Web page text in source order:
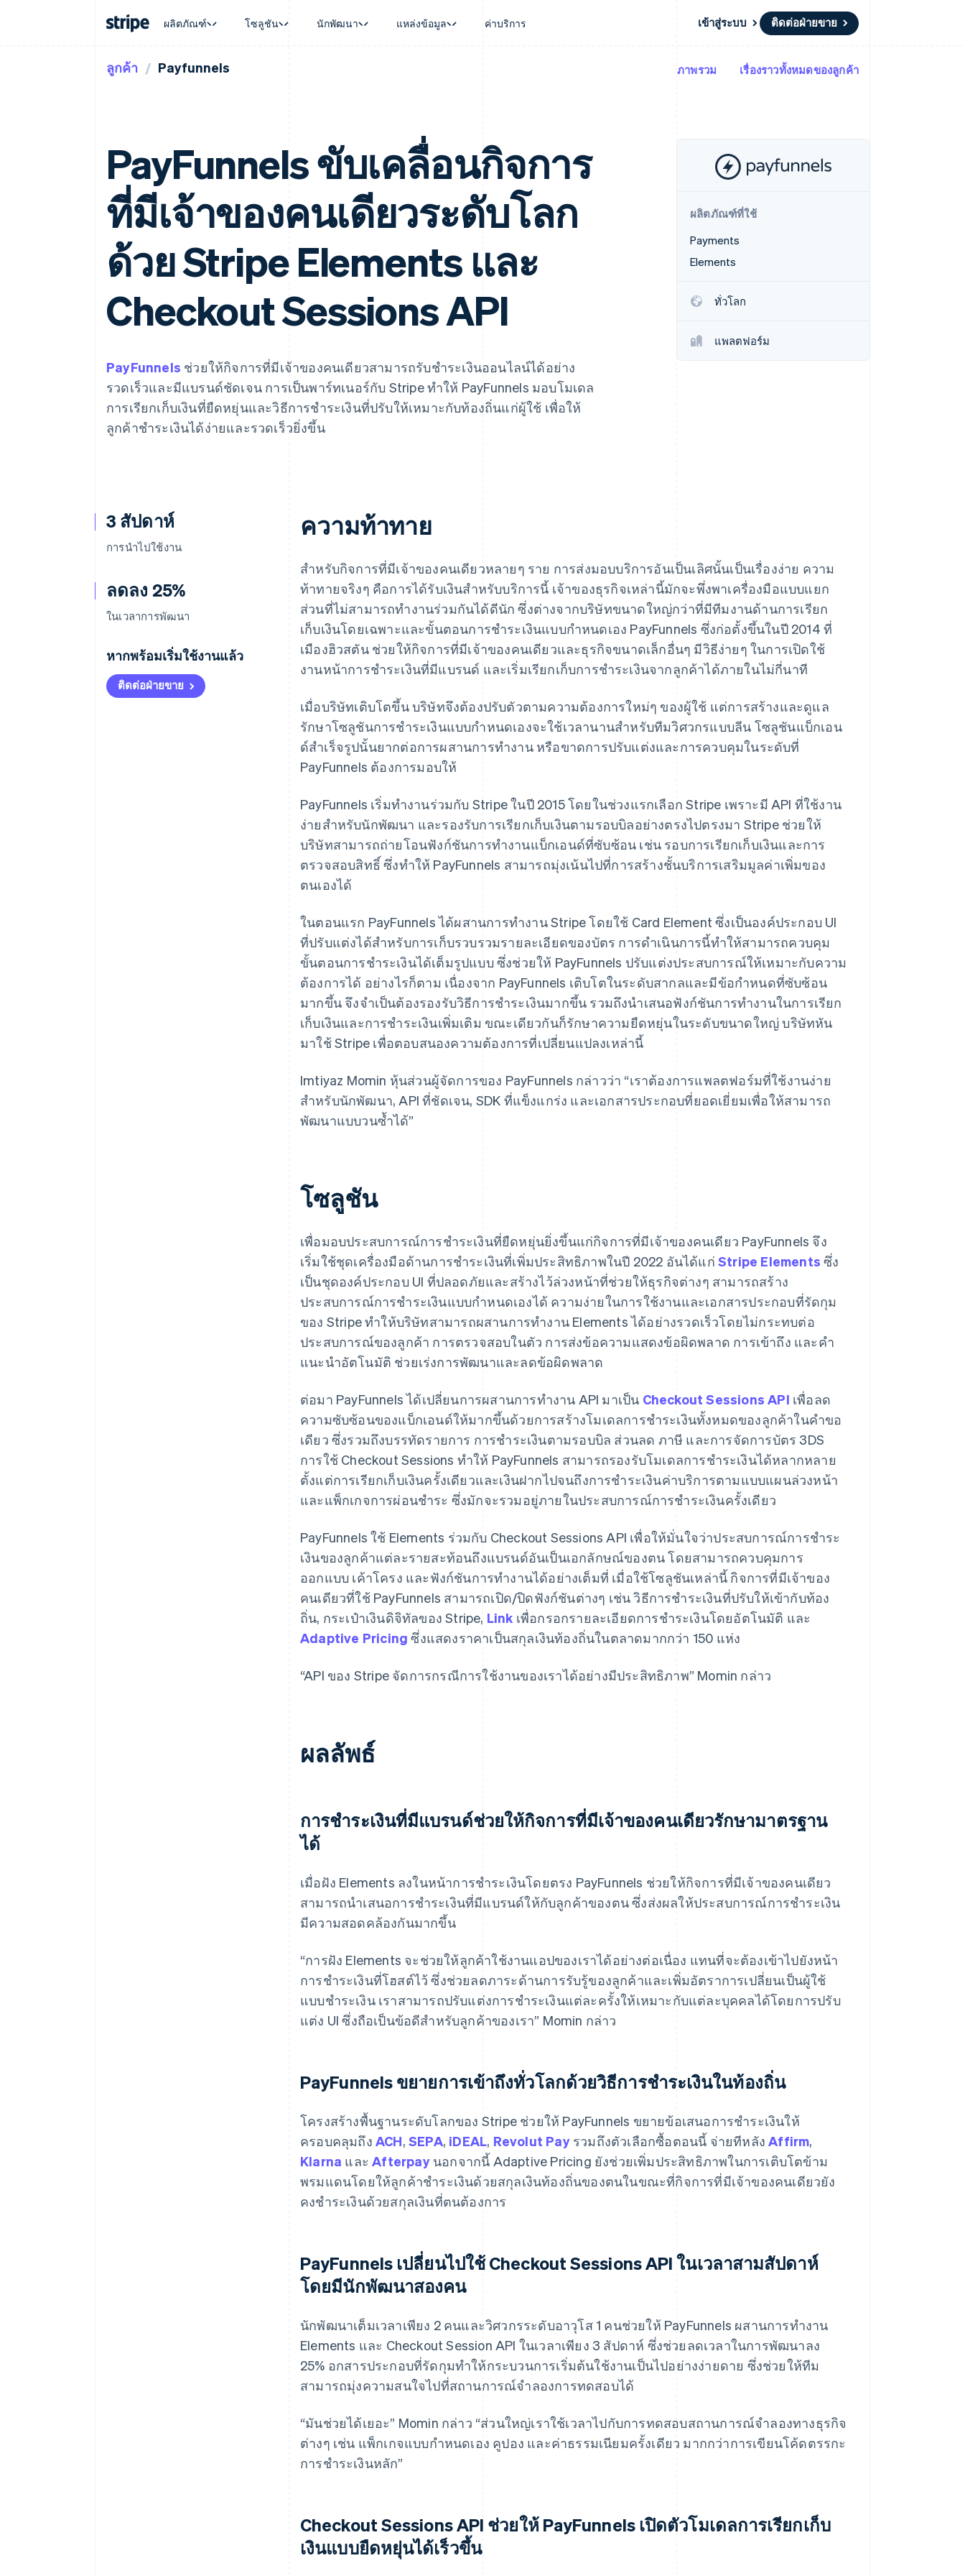
ผลิตภัณฑ์ โซลูชัน นักพัฒนา แหล่งข้อมูล ค่าบริการ เข้าสู่ระบบ ติดต่อฝ่ายขาย
การชำระเงิน
การชำระเงินแบบไม่ต้องเขียน
UI การชำระเงินสำเร็จรูป
องค์ประกอบ UI ที่ยืดหยุ่น
วิธีการชำระเงิน
เข้าถึงได้มากกว่า 125 รายการ
Authorization Boost
ยกระดับการยอมรับการชำระเงิน
การชำระเงินที่รวดเร็วขึ้น
รายรับ
การเรียกเก็บเงินตามการใช้งาน
การชำระเงินตามรอบบิล
การจัดการการชำระเงินตามรอบ
Invoicing
ครั้งเดียวหรือตามแบบแผนล่วง
หน้า
คิดภาษีการขายและ VAT
อัตโนมัติ
Revenue Recognition
ระบบอัตโนมัติสำหรับการทำบัญชี
Stripe Sigma
รายงานที่ออกแบบเอง
แพลตฟอร์มและมาร์เก็ตเพลส เพิ่มเติม
Radar
การป้องกันการฉ้อโกง
โครงสร้างพื้นฐานระบบ
การทำงานอัตโนมัติด้านการเงิน
ธุรกิจทั่วโลก
การชำระเงินในแอป
มาร์เก็ตเพลส
แพลตฟอร์ม
SaaS
การบริการ การเดินทาง และสันทนาการ
ประกันภัย
สื่อและความบันเทิง
องค์กรไม่แสวงผลกำไร
บริการเฉพาะทาง
ภาครัฐ
ระบบนิเวศ
เอกสารประกอบ
จัดการการชำระเงินตามรอบบิล
เสนอการเรียกเก็บเงินตามการใช้งาน
ออกบัตรที่มีสเตเบิลคอยน์รองรับอยู่
จัดเตรียมและจัดการบริการด้วยเอเจนต์
แหล่งข้อมูล
สถานะ API
Stripe Press
การติดต่อ
ลูกค้า Payfunnels ภาพรวม เรื่องราวทั้งหมดของลูกค้า
PayFunnels ขับเคลื่อนกิจการ
ที่มีเจ้าของคนเดียวระดับโลก
ด้วย Stripe Elements และ
Checkout Sessions API
PayFunnels ช่วยให้กิจการที่มีเจ้าของคนเดียวสามารถรับชําระเงินออนไลน์ได้อย่าง
รวดเร็วและมีแบรนด์ชัดเจน การเป็นพาร์ทเนอร์กับ Stripe ทำให้ PayFunnels มอบโมเดล
การเรียกเก็บเงินที่ยืดหยุ่นและวิธีการชําระเงินที่ปรับให้เหมาะกับท้องถิ่นแก่ผู้ใช้ เพื่อให้
ลูกค้าชําระเงินได้ง่ายและรวดเร็วยิ่งขึ้น
ผลิตภัณฑ์ที่ใช้
Payments
Elements
ทั่วโลก
แพลตฟอร์ม
3 สัปดาห์
การนำไปใช้งาน
ลดลง 25%
ในเวลาการพัฒนา
หากพร้อมเริ่มใช้งานแล้ว
ติดต่อฝ่ายขาย
ความท้าทาย
สําหรับกิจการที่มีเจ้าของคนเดียวหลายๆ ราย การส่งมอบบริการอันเป็นเลิศนั้นเป็นเรื่องง่าย ความ
ท้าทายจริงๆ คือการได้รับเงินสําหรับบริการนี้ เจ้าของธุรกิจเหล่านี้มักจะพึ่งพาเครื่องมือแบบแยก
ส่วนที่ไม่สามารถทำงานร่วมกันได้ดีนัก ซึ่งต่างจากบริษัทขนาดใหญ่กว่าที่มีทีมงานด้านการเรียก
เก็บเงินโดยเฉพาะและขั้นตอนการชำระเงินแบบกำหนดเอง PayFunnels ซึ่งก่อตั้งขึ้นในปี 2014 ที่
เมืองฮิวสตัน ช่วยให้กิจการที่มีเจ้าของคนเดียวและธุรกิจขนาดเล็กอื่นๆ มีวิธีง่ายๆ ในการเปิดใช้
งานหน้าการชำระเงินที่มีแบรนด์ และเริ่มเรียกเก็บการชำระเงินจากลูกค้าได้ภายในไม่กี่นาที
เมื่อบริษัทเติบโตขึ้น บริษัทจึงต้องปรับตัวตามความต้องการใหม่ๆ ของผู้ใช้ แต่การสร้างและดูแล
รักษาโซลูชันการชําระเงินแบบกำหนดเองจะใช้เวลานานสําหรับทีมวิศวกรแบบลีน โซลูชันแบ็กเอน
ด์สำเร็จรูปนั้นยากต่อการผสานการทํางาน หรือขาดการปรับแต่งและการควบคุมในระดับที่
PayFunnels ต้องการมอบให้
PayFunnels เริ่มทำงานร่วมกับ Stripe ในปี 2015 โดยในช่วงแรกเลือก Stripe เพราะมี API ที่ใช้งาน
ง่ายสำหรับนักพัฒนา และรองรับการเรียกเก็บเงินตามรอบบิลอย่างตรงไปตรงมา Stripe ช่วยให้
บริษัทสามารถถ่ายโอนฟังก์ชันการทำงานแบ็กเอนด์ที่ซับซ้อน เช่น รอบการเรียกเก็บเงินและการ
ตรวจสอบสิทธิ์ ซึ่งทำให้ PayFunnels สามารถมุ่งเน้นไปที่การสร้างชั้นบริการเสริมมูลค่าเพิ่มของ
ตนเองได้
ในตอนแรก PayFunnels ได้ผสานการทํางาน Stripe โดยใช้ Card Element ซึ่งเป็นองค์ประกอบ UI
ที่ปรับแต่งได้สําหรับการเก็บรวบรวมรายละเอียดของบัตร การดำเนินการนี้ทำให้สามารถควบคุม
ขั้นตอนการชำระเงินได้เต็มรูปแบบ ซึ่งช่วยให้ PayFunnels ปรับแต่งประสบการณ์ให้เหมาะกับความ
ต้องการได้ อย่างไรก็ตาม เนื่องจาก PayFunnels เติบโตในระดับสากลและมีข้อกำหนดที่ซับซ้อน
มากขึ้น จึงจำเป็นต้องรองรับวิธีการชำระเงินมากขึ้น รวมถึงนำเสนอฟังก์ชันการทำงานในการเรียก
เก็บเงินและการชำระเงินเพิ่มเติม ขณะเดียวกันก็รักษาความยืดหยุ่นในระดับขนาดใหญ่ บริษัทหัน
มาใช้ Stripe เพื่อตอบสนองความต้องการที่เปลี่ยนแปลงเหล่านี้
Imtiyaz Momin หุ้นส่วนผู้จัดการของ PayFunnels กล่าวว่า “เราต้องการแพลตฟอร์มที่ใช้งานง่าย
สำหรับนักพัฒนา, API ที่ชัดเจน, SDK ที่แข็งแกร่ง และเอกสารประกอบที่ยอดเยี่ยมเพื่อให้สามารถ
พัฒนาแบบวนซ้ำได้”
โซลูชัน
เพื่อมอบประสบการณ์การชำระเงินที่ยืดหยุ่นยิ่งขึ้นแก่กิจการที่มีเจ้าของคนเดียว PayFunnels จึง
เริ่มใช้ชุดเครื่องมือด้านการชำระเงินที่เพิ่มประสิทธิภาพในปี 2022 อันได้แก่Stripe Elements ซึ่ง
เป็นชุดองค์ประกอบ UI ที่ปลอดภัยและสร้างไว้ล่วงหน้าที่ช่วยให้ธุรกิจต่างๆ สามารถสร้าง
ประสบการณ์การชำระเงินแบบกำหนดเองได้ ความง่ายในการใช้งานและเอกสารประกอบที่รัดกุม
ของ Stripe ทำให้บริษัทสามารถผสานการทำงาน Elements ได้อย่างรวดเร็วโดยไม่กระทบต่อ
ประสบการณ์ของลูกค้า การตรวจสอบในตัว การส่งข้อความแสดงข้อผิดพลาด การเข้าถึง และคำ
แนะนำอัตโนมัติ ช่วยเร่งการพัฒนาและลดข้อผิดพลาด
ต่อมา PayFunnels ได้เปลี่ยนการผสานการทำงาน API มาเป็น Checkout Sessions API เพื่อลด
ความซับซ้อนของแบ็กเอนด์ให้มากขึ้นด้วยการสร้างโมเดลการชำระเงินทั้งหมดของลูกค้าในคำขอ
เดียว ซึ่งรวมถึงบรรทัดรายการ การชำระเงินตามรอบบิล ส่วนลด ภาษี และการจัดการบัตร 3DS
การใช้ Checkout Sessions ทำให้ PayFunnels สามารถรองรับโมเดลการชำระเงินได้หลากหลาย
ตั้งแต่การเรียกเก็บเงินครั้งเดียวและเงินฝากไปจนถึงการชำระเงินค่าบริการตามแบบแผนล่วงหน้า
และแพ็กเกจการผ่อนชำระ ซึ่งมักจะรวมอยู่ภายในประสบการณ์การชำระเงินครั้งเดียว
PayFunnels ใช้ Elements ร่วมกับ Checkout Sessions API เพื่อให้มั่นใจว่าประสบการณ์การชำระ
เงินของลูกค้าแต่ละรายสะท้อนถึงแบรนด์อันเป็นเอกลักษณ์ของตน โดยสามารถควบคุมการ
ออกแบบ เค้าโครง และฟังก์ชันการทำงานได้อย่างเต็มที่ เมื่อใช้โซลูชันเหล่านี้ กิจการที่มีเจ้าของ
คนเดียวที่ใช้ PayFunnels สามารถเปิด/ปิดฟังก์ชันต่างๆ เช่น วิธีการชำระเงินที่ปรับให้เข้ากับท้อง
ถิ่น, กระเป๋าเงินดิจิทัลของ Stripe, Link เพื่อกรอกรายละเอียดการชำระเงินโดยอัตโนมัติ และ
Adaptive Pricing ซึ่งแสดงราคาเป็นสกุลเงินท้องถิ่นในตลาดมากกว่า 150 แห่ง
“API ของ Stripe จัดการกรณีการใช้งานของเราได้อย่างมีประสิทธิภาพ” Momin กล่าว
ผลลัพธ์
การชำระเงินที่มีแบรนด์ช่วยให้กิจการที่มีเจ้าของคนเดียวรักษามาตรฐาน
ได้
เมื่อฝัง Elements ลงในหน้าการชำระเงินโดยตรง PayFunnels ช่วยให้กิจการที่มีเจ้าของคนเดียว
สามารถนำเสนอการชำระเงินที่มีแบรนด์ให้กับลูกค้าของตน ซึ่งส่งผลให้ประสบการณ์การชำระเงิน
มีความสอดคล้องกันมากขึ้น
“การฝัง Elements จะช่วยให้ลูกค้าใช้งานแอปของเราได้อย่างต่อเนื่อง แทนที่จะต้องเข้าไปยังหน้า
การชำระเงินที่โฮสต์ไว้ ซึ่งช่วยลดภาระด้านการรับรู้ของลูกค้าและเพิ่มอัตราการเปลี่ยนเป็นผู้ใช้
แบบชำระเงิน เราสามารถปรับแต่งการชำระเงินแต่ละครั้งให้เหมาะกับแต่ละบุคคลได้โดยการปรับ
แต่ง UI ซึ่งถือเป็นข้อดีสำหรับลูกค้าของเรา” Momin กล่าว
PayFunnels ขยายการเข้าถึงทั่วโลกด้วยวิธีการชำระเงินในท้องถิ่น
โครงสร้างพื้นฐานระดับโลกของ Stripe ช่วยให้ PayFunnels ขยายข้อเสนอการชำระเงินให้
ครอบคลุมถึง ACH,SEPA, iDEAL, Revolut Payรวมถึงตัวเลือกซื้อตอนนี้ จ่ายทีหลังAffirm,
Klarna และAfterpayนอกจากนี้ Adaptive Pricing ยังช่วยเพิ่มประสิทธิภาพในการเติบโตข้าม
พรมแดนโดยให้ลูกค้าชําระเงินด้วยสกุลเงินท้องถิ่นของตนในขณะที่กิจการที่มีเจ้าของคนเดียวยัง
คงชําระเงินด้วยสกุลเงินที่ตนต้องการ
PayFunnels เปลี่ยนไปใช้ Checkout Sessions API ในเวลาสามสัปดาห์
โดยมีนักพัฒนาสองคน
นักพัฒนาเต็มเวลาเพียง 2 คนและวิศวกรระดับอาวุโส 1 คนช่วยให้ PayFunnels ผสานการทำงาน
Elements และ Checkout Session API ในเวลาเพียง 3 สัปดาห์ ซึ่งช่วยลดเวลาในการพัฒนาลง
25% อกสารประกอบที่รัดกุมทำให้กระบวนการเริ่มต้นใช้งานเป็นไปอย่างง่ายดาย ซึ่งช่วยให้ทีม
สามารถมุ่งความสนใจไปที่สถานการณ์จำลองการทดสอบได้
“มันช่วยได้เยอะ” Momin กล่าว “ส่วนใหญ่เราใช้เวลาไปกับการทดสอบสถานการณ์จำลองทางธุรกิจ
ต่างๆ เช่น แพ็กเกจแบบกำหนดเอง คูปอง และค่าธรรมเนียมครั้งเดียว มากกว่าการเขียนโค้ดตรรกะ
การชำระเงินหลัก”
Checkout Sessions API ช่วยให้ PayFunnels เปิดตัวโมเดลการเรียกเก็บ
เงินแบบยืดหยุ่นได้เร็วขึ้น